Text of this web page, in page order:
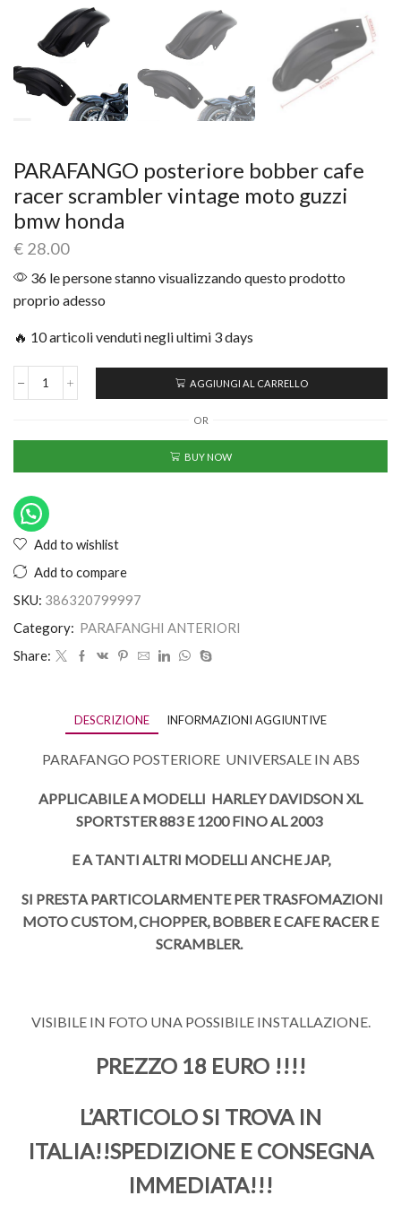
PARAFANGO posteriore bobber cafe
racer scrambler vintage moto guzzi
bmw honda
€ 28.00
36 le persone stanno visualizzando questo prodotto
proprio adesso
🔥 10 articoli venduti negli ultimi 3 days
AGGIUNGI AL CARRELLO
OR
BUY NOW
Add to wishlist
Add to compare
SKU: 386320799997
Category: PARAFANGHI ANTERIORI
Share:
DESCRIZIONE INFORMAZIONI AGGIUNTIVE
PARAFANGO POSTERIORE UNIVERSALE IN ABS
APPLICABILE A MODELLI HARLEY DAVIDSON XL
SPORTSTER 883 E 1200 FINO AL 2003
E A TANTI ALTRI MODELLI ANCHE JAP,
SI PRESTA PARTICOLARMENTE PER TRASFOMAZIONI
MOTO CUSTOM, CHOPPER, BOBBER E CAFE RACER E
SCRAMBLER.
VISIBILE IN FOTO UNA POSSIBILE INSTALLAZIONE.
PREZZO 18 EURO !!!!
L’ARTICOLO SI TROVA IN
ITALIA!!SPEDIZIONE E CONSEGNA
IMMEDIATA!!!